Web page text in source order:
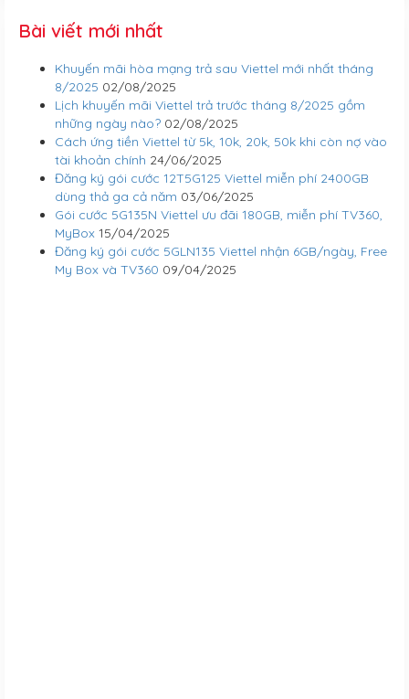
Bài viết mới nhất
Khuyến mãi hòa mạng trả sau Viettel mới nhất tháng
8/2025 02/08/2025
Lịch khuyến mãi Viettel trả trước tháng 8/2025 gồm
những ngày nào? 02/08/2025
Cách ứng tiền Viettel từ 5k, 10k, 20k, 50k khi còn nợ vào
tài khoản chính 24/06/2025
Đăng ký gói cước 12T5G125 Viettel miễn phí 2400GB
dùng thả ga cả năm 03/06/2025
Gói cước 5G135N Viettel ưu đãi 180GB, miễn phí TV360,
MyBox 15/04/2025
Đăng ký gói cước 5GLN135 Viettel nhận 6GB/ngày, Free
My Box và TV360 09/04/2025